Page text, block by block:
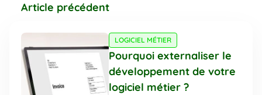
Article précédent
LOGICIEL MÉTIER
Pourquoi externaliser le
développement de votre
logiciel métier ?